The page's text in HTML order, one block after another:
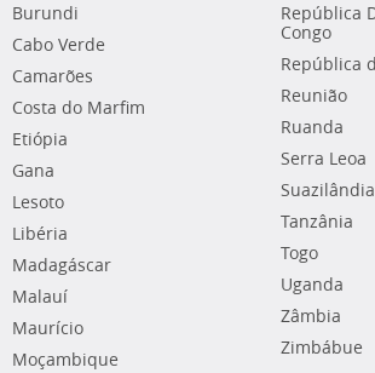
Burundi
Cabo Verde
Camarões
Costa do Marfim
Etiópia
Gana
Lesoto
Libéria
Madagáscar
Malauí
Maurício
Moçambique
República
Congo
República
Reunião
Ruanda
Serra Leoa
Suazilândia
Tanzânia
Togo
Uganda
Zâmbia
Zimbábue